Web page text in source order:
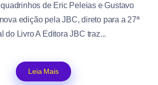
de Eric Peleias e Gustavo
edição pela JBC, direto para a 27ª
do Livro A Editora JBC traz...
Leia Mais